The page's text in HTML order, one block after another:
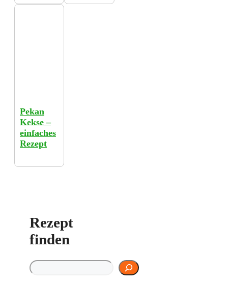
Pekan
Kekse –
einfaches
Rezept
Rezept
finden
Rezept finden